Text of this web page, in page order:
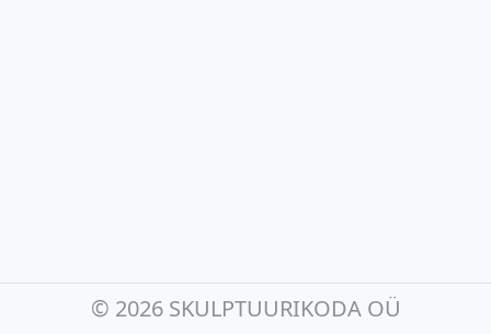
© 2026 SKULPTUURIKODA OÜ